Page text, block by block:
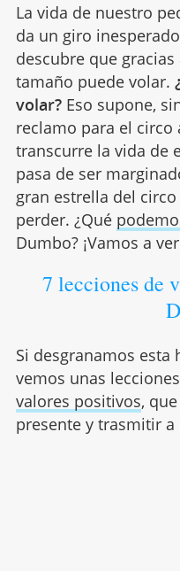
La vida de nuestro
da un giro
descubre que
tamaño puede volar.
volar?Eso supone,
reclamo para el circo
transcurre la vida de
pasa de ser
gran estrella del
perder. ¿Qué
Dumbo? ¡Vamos a
7 lecciones de
Si desgranamos
vemos unas
valores positivos,
presente y trasmitir